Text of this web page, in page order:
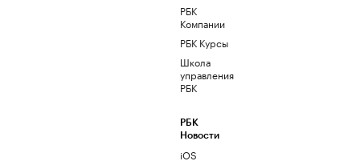
РБК
Компании
РБК Курсы
Школа
управления
РБК
РБК
Новости
iOS